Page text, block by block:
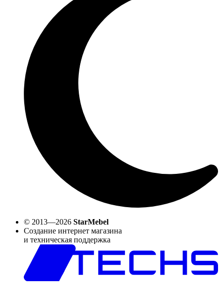
© 2013—2026 StarMebel
Создание интернет магазина
и техническая поддержка